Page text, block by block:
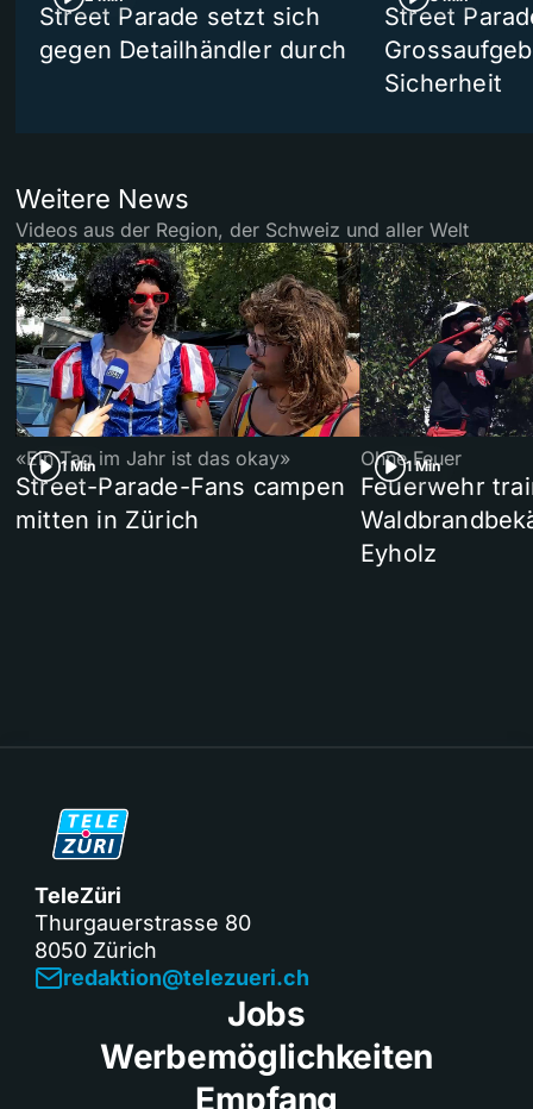
Street Parade setzt sich
gegen Detailhändler durch
Street
Sicherheit
Weitere News
Videos aus der Region, der Schweiz und aller Welt
1 Min
«Ein Tag im Jahr ist das okay»
Street-Parade-Fans campen
mitten in Zürich
1 Min
Ohne Feuer
Feuerwehr
Eyholz
TeleZüri
Thurgauerstrasse 80
8050 Zürich
redaktion@telezueri.ch
Jobs
Werbemöglichkeiten
Empfang